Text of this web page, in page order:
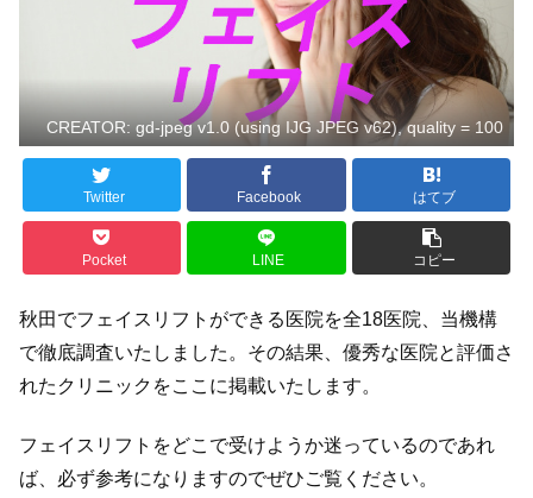
CREATOR: gd-jpeg v1.0 (using IJG JPEG v62), quality = 100
Twitter Facebook はてブ
Pocket LINE コピー
秋田でフェイスリフトができる医院を全18医院、当機構
で徹底調査いたしました。その結果、優秀な医院と評価さ
れたクリニックをここに掲載いたします。
フェイスリフトをどこで受けようか迷っているのであれ
ば、必ず参考になりますのでぜひご覧ください。